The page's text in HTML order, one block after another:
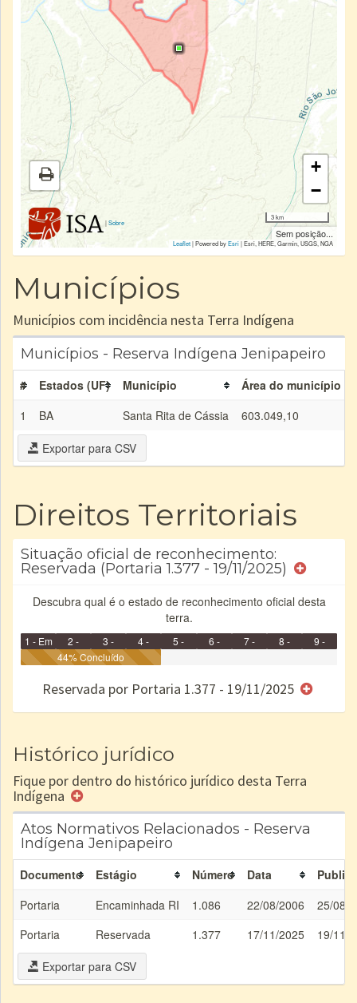
|Sobre
+
−
3 km
Sem posição...
Leaflet| Powered byEsri|Esri, HERE, Garmin, USGS, NGA
Municípios
Municípios com incidência nesta Terra Indígena
Municípios - Reserva Indígena Jenipapeiro
# Estados (UF) Município
Área do município
1
BA Santa Rita de Cássia 603.049,10
Exportar para CSV
Direitos Territoriais
Situação oficial de reconhecimento:
Reservada (Portaria 1.377 - 19/11/2025)
Descubra qual é o estado de reconhecimento oficial desta
terra.
1 - Em
Identificação
2 -
Identificada
3 -
Declarada
4 -
Reservada
5 -
6 -
e/ou
7 -
8 -
9 -
44% Concluído
Reservada por Portaria 1.377 - 19/11/2025
Histórico jurídico
Fique por dentro do histórico jurídico desta Terra
Indígena
Atos Normativos Relacionados - Reserva
Indígena Jenipapeiro
Documento Estágio Número Data
Portaria
Encaminhada RI 1.086 22/08/2006
25/08/
Portaria
Reservada 1.377 17/11/2025
19/11/
Exportar para CSV